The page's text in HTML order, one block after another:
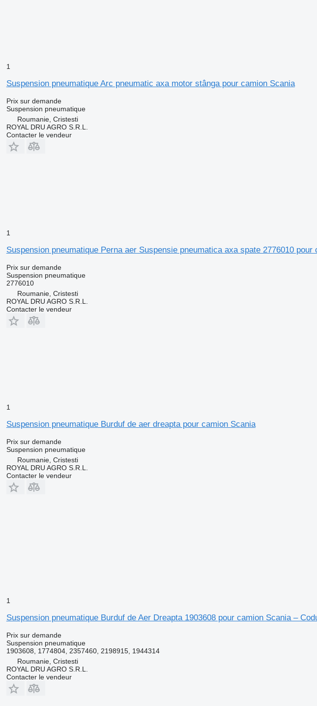
1
Suspension pneumatique Arc pneumatic axa motor stânga pour camion Scania
Prix sur demande
Suspension pneumatique
Roumanie, Cristesti
ROYAL DRU AGRO S.R.L.
Contacter le vendeur
1
Suspension pneumatique Perna aer Suspensie pneumatica axa spate 2776010 pour
Prix sur demande
Suspension pneumatique
2776010
Roumanie, Cristesti
ROYAL DRU AGRO S.R.L.
Contacter le vendeur
1
Suspension pneumatique Burduf de aer dreapta pour camion Scania
Prix sur demande
Suspension pneumatique
Roumanie, Cristesti
ROYAL DRU AGRO S.R.L.
Contacter le vendeur
1
Suspension pneumatique Burduf de Aer Dreapta 1903608 pour camion Scania –
Prix sur demande
Suspension pneumatique
1903608, 1774804, 2357460, 2198915, 1944314
Roumanie, Cristesti
ROYAL DRU AGRO S.R.L.
Contacter le vendeur